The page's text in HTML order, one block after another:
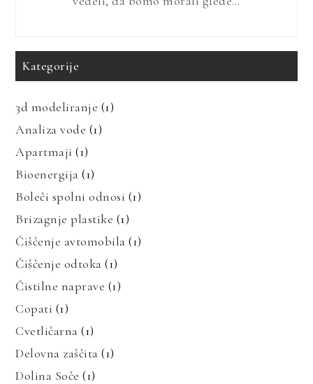
Kategorije
3d modeliranje (1)
Analiza vode (1)
Apartmaji (1)
Bioenergija (1)
Boleči spolni odnosi (1)
Brizagnje plastike (1)
Čiščenje avtomobila (1)
Čiščenje odtoka (1)
Čistilne naprave (1)
Copati (1)
Cvetličarna (1)
Delovna zaščita (1)
Dolina Soče (1)